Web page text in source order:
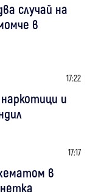
случай на
в
17:22
и
17:17
в